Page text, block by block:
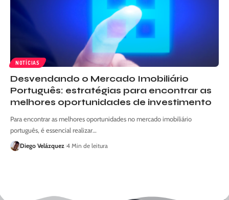
NOTÍCIAS
Desvendando o Mercado Imobiliário
Português: estratégias para encontrar as
melhores oportunidades de investimento
Para encontrar as melhores oportunidades no mercado imobiliário
português, é essencial realizar…
Diego Velázquez 4 Min de leitura